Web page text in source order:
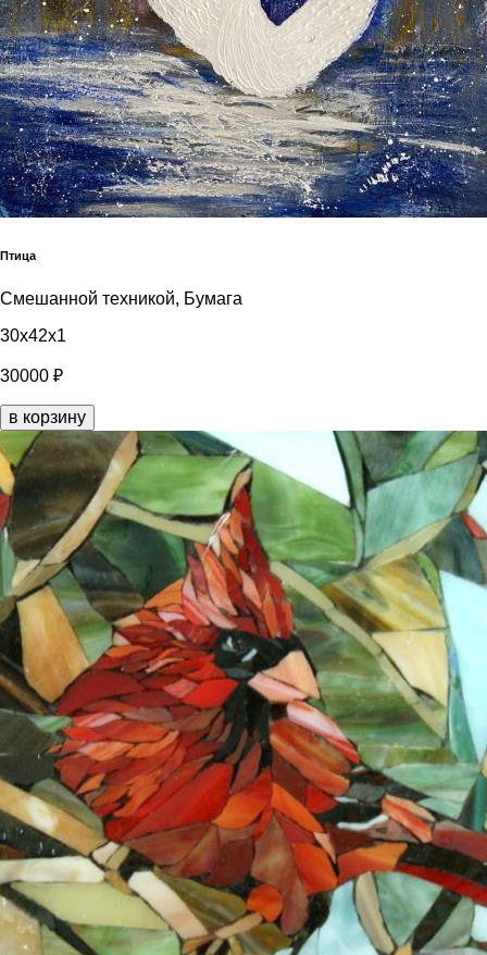
Птица
Смешанной техникой, Бумага
30x42x1
30000 ₽
в корзину